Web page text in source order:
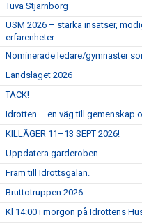
Tuva Stjärnborg
USM 2026 – starka insatser,
erfarenheter
Nominerade ledare/gymnaster
Landslaget 2026
TACK!
Idrotten – en väg till gemenskap
KILLÄGER 11–13 SEPT 2026!
Uppdatera garderoben.
Fram till Idrottsgalan.
Bruttotruppen 2026
Kl 14:00 i morgon på Idrottens